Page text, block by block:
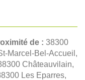
de : 38300
Marcel-Bel-Accueil,
Châteauvilain,
Les Eparres,